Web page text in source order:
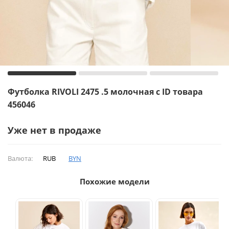
Футболка RIVOLI 2475 .5 молочная с ID товара
456046
Уже нет в продаже
Валюта: RUB BYN
Похожие модели